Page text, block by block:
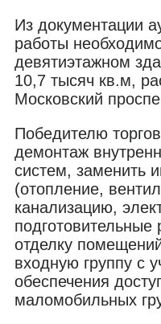
Из документации
работы
девятиэтажном
10,7 тысяч кв.м,
Московский
Победителю
демонтаж
систем, заменить
(отопление,
канализацию,
отделку
входную группу с
обеспечения
маломобильных